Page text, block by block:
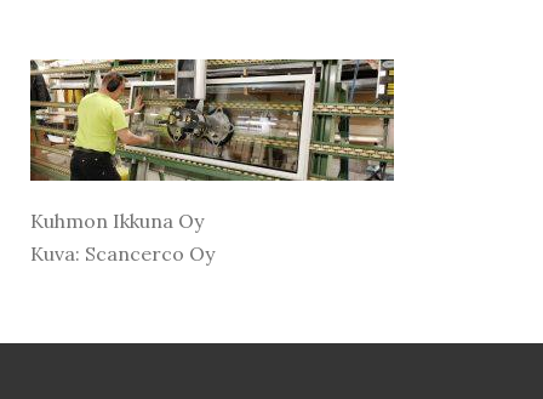
Kuhmon Ikkuna Oy
Kuva: Scancerco Oy